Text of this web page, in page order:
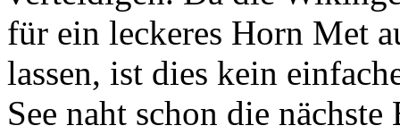
für ein leckeres Horn Met
lassen, ist dies kein
See naht schon die